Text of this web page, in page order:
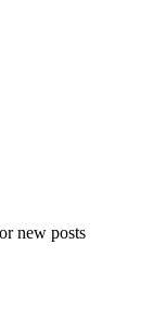
new posts